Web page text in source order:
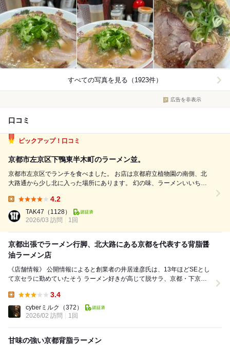
すべての写真を見る（1923件）
広告を非表示
口コミ
ピックアップ！口コミ
京都市左京区下鴨東半木町のラーメン並。
京都市左京区でランチを食べました。 お店は京都府立植物園の南側、北
大路通から少し北に入った場所にあります。 幻の味、ラーメンいいち
気のラーメンを食べに行って来ました。 店内はカウンターとテーブルと
お座敷もありま...
4.2
TAK47 （1128）
2026/03 訪問
1回
京都出張でラーメン行脚、北大路にある京都を代表する背脂醤
油ラーメン店
《店舗情報》 公開情報によると創業者の井居達彦氏は、13年ほどSEとし
て京セラに勤めていたそう ラーメン好きが高じて脱サラ、京都・下京区
3.4
cyberミルク
（372）
2026/02 訪問
1回
甘味の強い京都背脂ラーメン